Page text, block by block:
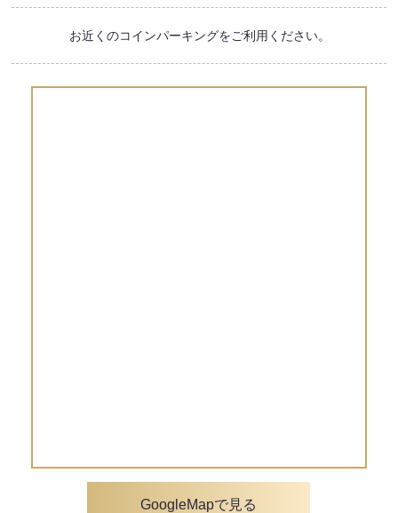
お近くのコインパーキングをご利用ください。
GoogleMapで見る